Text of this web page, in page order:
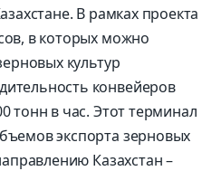
В рамках проекта
в которых можно
культур
конвейеров
тонн в час. Этот терминал
экспорта зерновых
Казахстан –